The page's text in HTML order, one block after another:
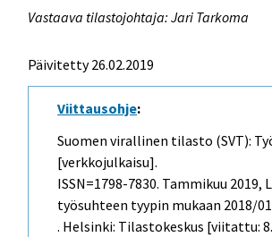
Vastaava tilastojohtaja: Jari Tarkoma
Päivitetty 26.02.2019
Viittausohje:
Suomen virallinen tilasto (SVT):
[verkkojulkaisu].
ISSN=1798-7830. Tammikuu 2019,
työsuhteen tyypin mukaan 2018/
. Helsinki: Tilastokeskus [viitattu: